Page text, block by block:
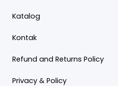
Katalog
Kontak
Refund and Returns Policy
Privacy & Policy